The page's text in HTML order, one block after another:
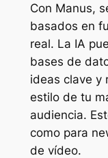
Con Manus,
basados en
real. La IA
bases de
ideas clave y
estilo de tu
audiencia.
como para
de vídeo.